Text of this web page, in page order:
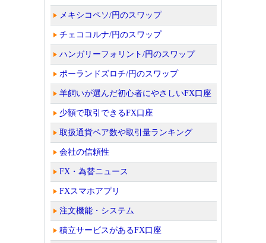
メキシコペソ/円のスワップ
チェココルナ/円のスワップ
ハンガリーフォリント/円のスワップ
ポーランドズロチ/円のスワップ
羊飼いが選んだ初心者にやさしいFX口座
少額で取引できるFX口座
取扱通貨ペア数や取引量ランキング
会社の信頼性
FX・為替ニュース
FXスマホアプリ
注文機能・システム
積立サービスがあるFX口座